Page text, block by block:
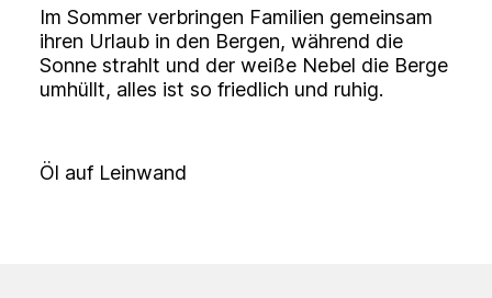
Im Sommer verbringen Familien gemeinsam
ihren Urlaub in den Bergen, während die
Sonne strahlt und der weiße Nebel die Berge
umhüllt, alles ist so friedlich und ruhig.
Öl auf Leinwand